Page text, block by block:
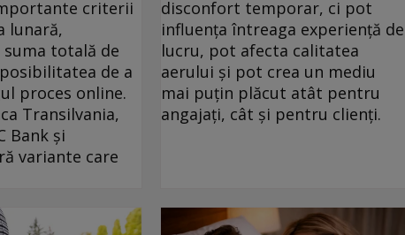
criterii
lunară,
totală de
de a
proces online.
Transilvania,
Bank și
variante care
disconfort temporar, ci pot
influența întreaga experiență de
lucru, pot afecta calitatea
aerului și pot crea un mediu
mai puțin plăcut atât pentru
angajați, cât și pentru clienți.